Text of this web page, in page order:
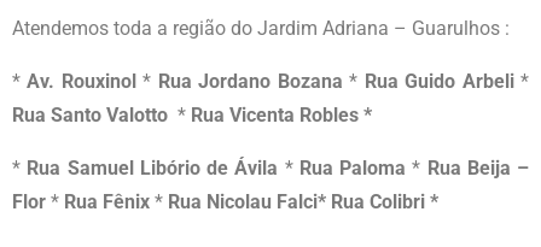
Atendemos toda a região do Jardim Adriana – Guarulhos :
* Av. Rouxinol* Rua Jordano Bozana * Rua Guido Arbeli*
Rua Santo Valotto * Rua Vicenta Robles *
* Rua Samuel Libório de Ávila * Rua Paloma * Rua Beija –
Flor * Rua Fênix * Rua Nicolau Falci* Rua Colibri *